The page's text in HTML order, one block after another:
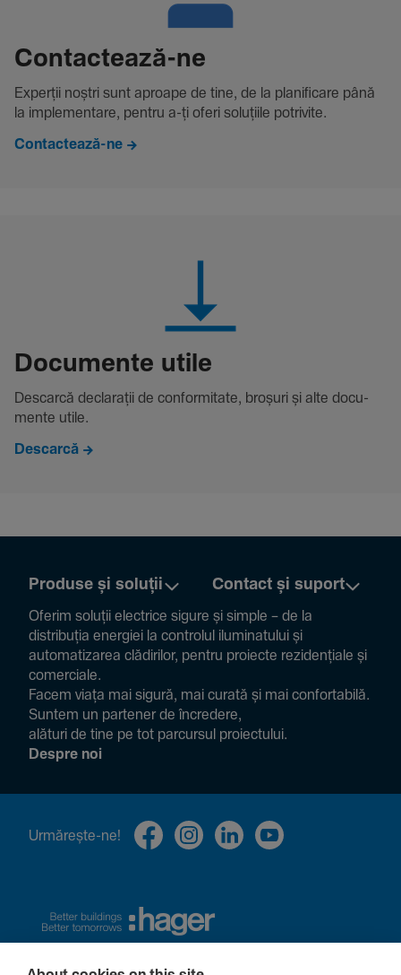
Contac­tează-ne
Experții noștri sunt aproape de tine, de la plani­fi­care până
la imple­men­tare, pentru a-ți oferi solu­țiile potri­vite.
Contactează-ne
Docu­mente utile
Descarcă decla­rații de conformitate, broșuri și alte docu­
mente utile.
Descarcă
Produse și soluții Contact și suport
Oferim soluții electrice sigure și simple – de la
distribuția energiei la controlul ilumi­na­tului și
auto­ma­ti­zarea clădi­rilor, pentru proiecte rezi­den­țiale și
comer­ciale.
Facem viața mai sigură, mai curată și mai confor­ta­bilă.
Suntem un partener de încre­dere,
alături de tine pe tot parcursul proiec­tului.
Despre noi
Urmă­rește-ne!